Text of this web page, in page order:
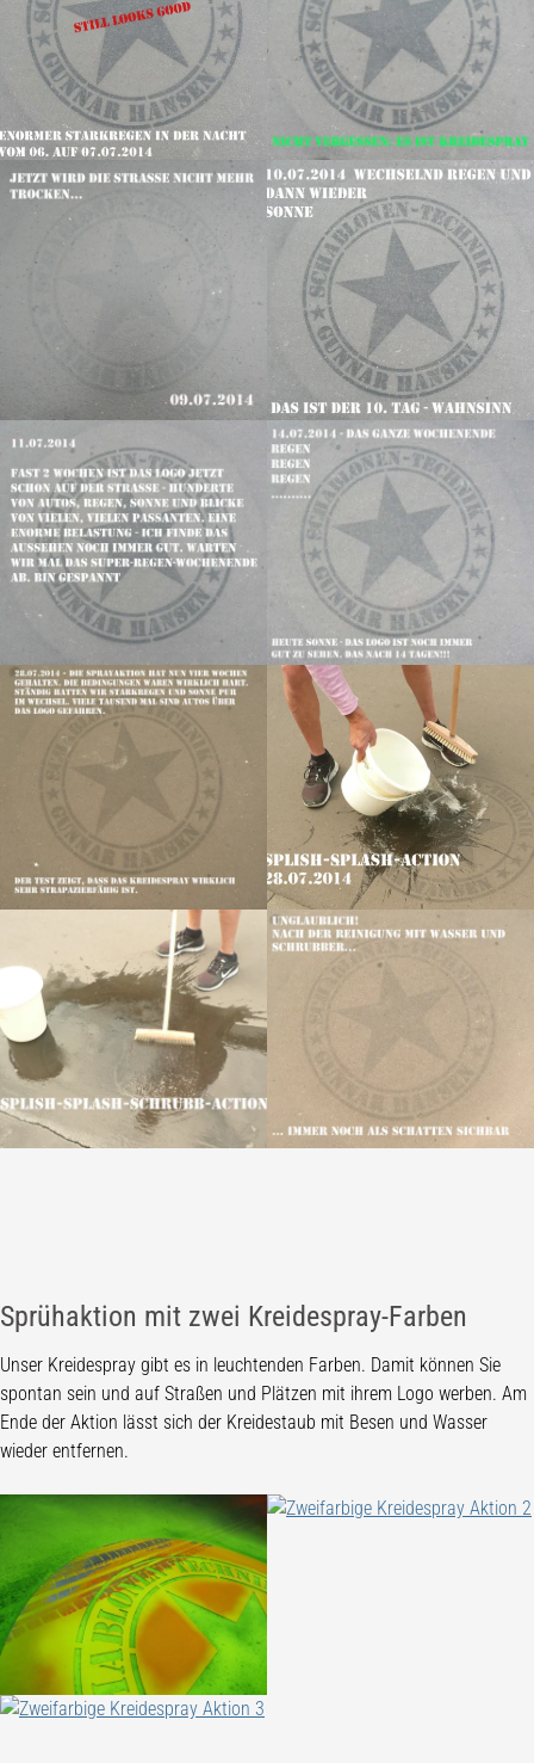
Sprühaktion mit zwei Kreidespray-Farben
Unser Kreidespray gibt es in leuchtenden Farben. Damit können Sie
spontan sein und auf Straßen und Plätzen mit ihrem Logo werben. Am
Ende der Aktion lässt sich der Kreidestaub mit Besen und Wasser
wieder entfernen.